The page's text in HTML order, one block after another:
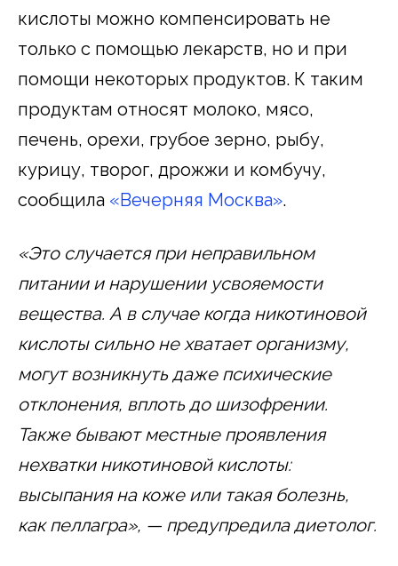
кислоты можно компенсировать не
только с помощью лекарств, но и при
помощи некоторых продуктов. К таким
продуктам относят молоко, мясо,
печень, орехи, грубое зерно, рыбу,
курицу, творог, дрожжи и комбучу,
сообщила «Вечерняя Москва».
«Это случается при неправильном
питании и нарушении усвояемости
вещества. А в случае когда никотиновой
кислоты сильно не хватает организму,
могут возникнуть даже психические
отклонения, вплоть до шизофрении.
Также бывают местные проявления
нехватки никотиновой кислоты:
высыпания на коже или такая болезнь,
как пеллагра», — предупредила диетолог.